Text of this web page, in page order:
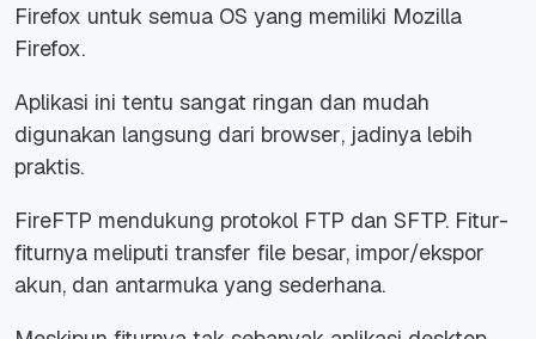
Firefox untuk semua OS yang memiliki Mozilla
Firefox.
Aplikasi ini tentu sangat ringan dan mudah
digunakan langsung dari browser, jadinya lebih
praktis.
FireFTP mendukung protokol FTP dan SFTP. Fitur-
fiturnya meliputi transfer file besar, impor/ekspor
akun, dan antarmuka yang sederhana.